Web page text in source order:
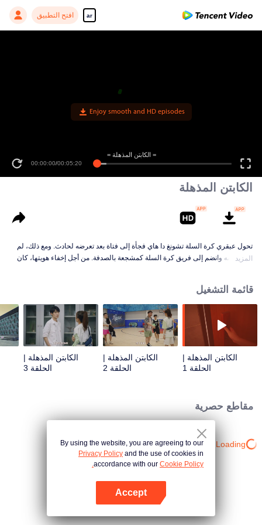
ar افتح التطبيق
Enjoy smooth and HD episodes
00:00:00/00:05:20
= الكابتن المذهلة =
الكابتن المذهلة
تحول عبقري كرة السلة تشونغ دا هاي فجأة إلى فتاة بعد تعرضه لحادث. ومع ذلك، لم
ينس حلمه وانضم إلى فريق كرة السلة كمشجعة بالصدفة. من أجل إخفاء هويتها، كان
هي فتاة تعاني من اضطراب جنساني، وكان دائمًا ما يخطئ في اعتبارها صبيًا بسبب
مرضه.
المزيد
قائمة التشغيل
الكابتن المذهلة |
الحلقة 1
الكابتن المذهلة |
الحلقة 2
الكابتن المذهلة |
الحلقة 3
مقاطع حصرية
Loading…
By using the website, you are agreeing to our
Privacy Policy and the use of cookies in
accordance with our Cookie Policy.
Accept